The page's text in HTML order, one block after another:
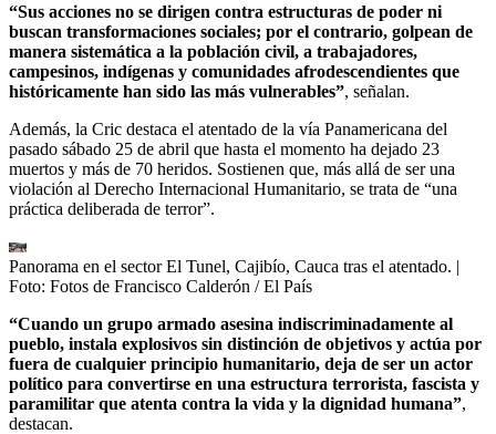
“Sus acciones no se dirigen contra estructuras de poder ni
buscan transformaciones sociales; por el contrario, golpean de
manera sistemática a la población civil, a trabajadores,
campesinos, indígenas y comunidades afrodescendientes que
históricamente han sido las más vulnerables”, señalan.
Además, la Cric destaca el atentado de la vía Panamericana del
pasado sábado 25 de abril que hasta el momento ha dejado 23
muertos y más de 70 heridos. Sostienen que, más allá de ser una
violación al Derecho Internacional Humanitario, se trata de “una
práctica deliberada de terror”.
Panorama en el sector El Tunel, Cajibío, Cauca tras el atentado. |
Foto: Fotos de Francisco Calderón / El País
“Cuando un grupo armado asesina indiscriminadamente al
pueblo, instala explosivos sin distinción de objetivos y actúa por
fuera de cualquier principio humanitario, deja de ser un actor
político para convertirse en una estructura terrorista, fascista y
paramilitar que atenta contra la vida y la dignidad humana”,
destacan.